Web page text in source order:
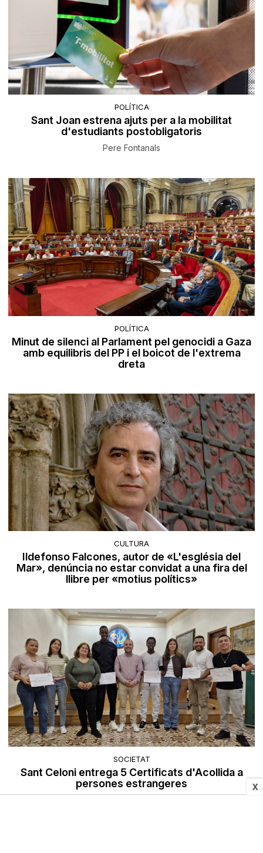
X
POLÍTICA
Sant Joan estrena ajuts per a la mobilitat
d'estudiants postobligatoris
Pere Fontanals
POLÍTICA
Minut de silenci al Parlament pel genocidi a Gaza
amb equilibris del PP i el boicot de l'extrema
dreta
CULTURA
Ildefonso Falcones, autor de «L'església del
Mar», denúncia no estar convidat a una fira del
llibre per «motius polítics»
SOCIETAT
Sant Celoni entrega 5 Certificats d'Acollida a
persones estrangeres